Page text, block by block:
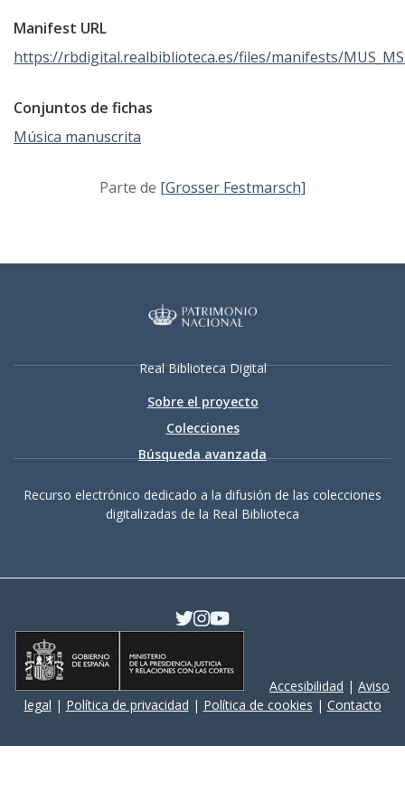
Manifest URL
https://rbdigital.realbiblioteca.es/files/manifests/
Conjuntos de fichas
Música manuscrita
Parte de [Grosser Festmarsch]
Real Biblioteca Digital
Sobre el proyecto
Colecciones
Búsqueda avanzada
Recurso electrónico dedicado a la difusión de las colecciones
digitalizadas de la Real Biblioteca
Accesibilidad | Aviso
legal | Política de privacidad | Política de cookies | Contacto